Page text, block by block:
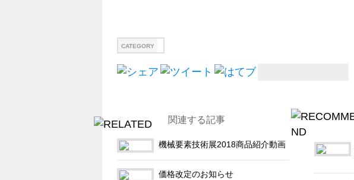
CATEGORY
関連する記事
機械要素技術展2018商品紹介動画
価格改定のお知らせ